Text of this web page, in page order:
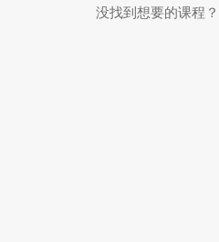
没找到想要的课程？